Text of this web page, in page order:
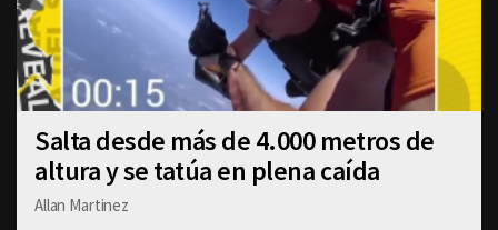
Salta desde más de 4.000 metros de
altura y se tatúa en plena caída
Allan Martinez